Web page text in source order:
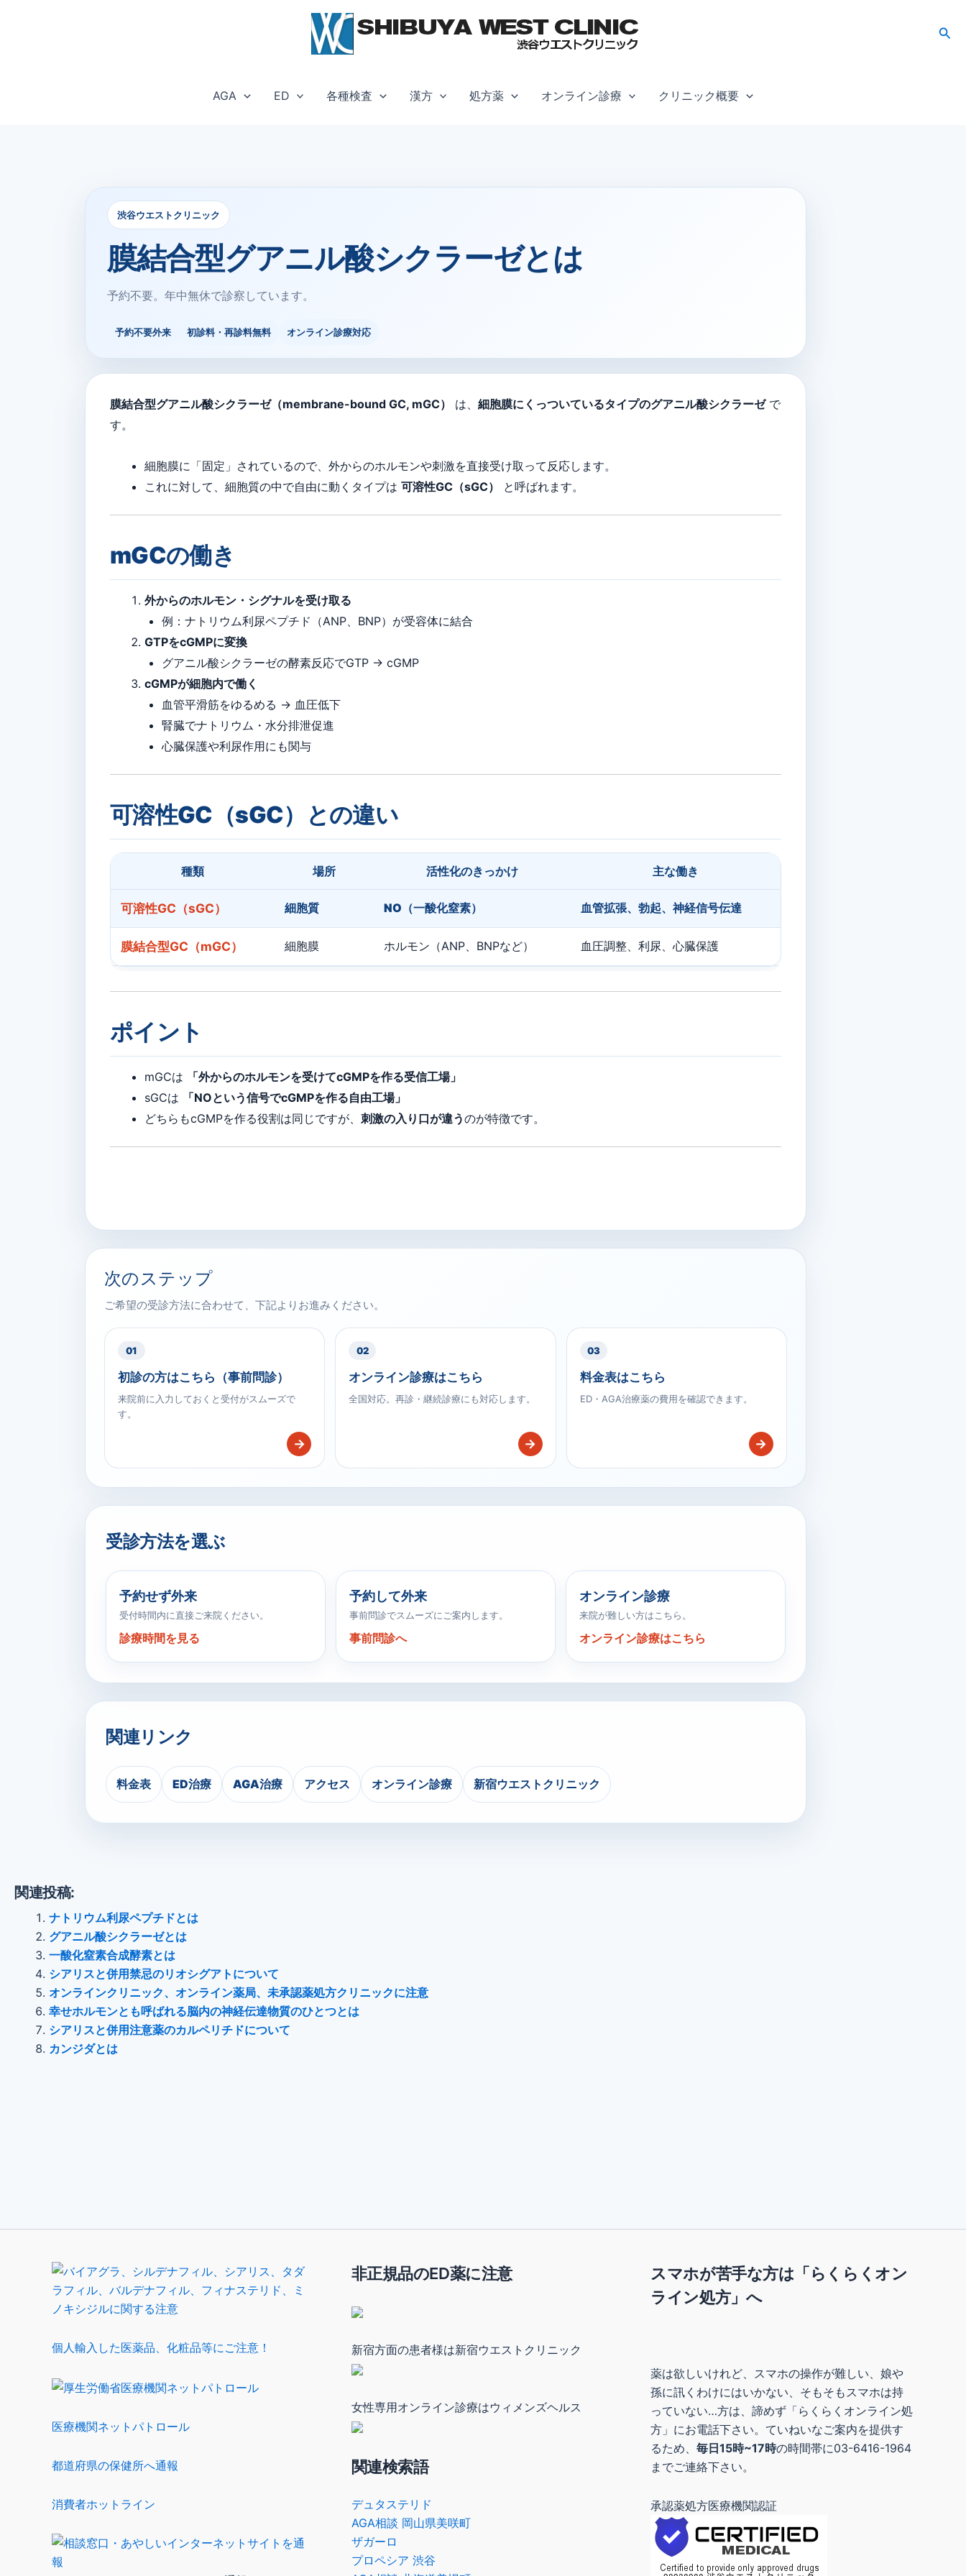
検
AGA ED 各種検査 漢方 処方薬 オンライン診療 クリニック概要
渋谷ウエストクリニック
膜結合型グアニル酸シクラーゼとは
予約不要。年中無休で診察しています。
予約不要外来 初診料・再診料無料 オンライン診療対応
膜結合型グアニル酸シクラーゼ（membrane-bound GC, mGC） は、 細胞膜にくっついているタイプのグアニル酸シクラーゼで
す。
細胞膜に「固定」されているので、外からのホルモンや刺激を直接受け取って反応します。
これに対して、細胞質の中で自由に動くタイプは 可溶性GC（sGC） と呼ばれます。
mGCの働き
外からのホルモン・シグナルを受け取る
例：ナトリウム利尿ペプチド（ANP、BNP）が受容体に結合
GTPをcGMPに変換
グアニル酸シクラーゼの酵素反応でGTP → cGMP
cGMPが細胞内で働く
血管平滑筋をゆるめる → 血圧低下
腎臓でナトリウム・水分排泄促進
心臓保護や利尿作用にも関与
可溶性GC（sGC）との違い
種類 場所 活性化のきっかけ 主な働き
可溶性GC（sGC） 細胞質 NO（一酸化窒素） 血管拡張、勃起、神経信号伝達
膜結合型GC（mGC） 細胞膜 ホルモン（ANP、BNPなど） 血圧調整、利尿、心臓保護
ポイント
mGCは
「外からのホルモンを受けてcGMPを作る受信工場」
sGCは
「NOという信号でcGMPを作る自由工場」
どちらもcGMPを作る役割は同じですが、 刺激の入り口が違うのが特徴です。
次のステップ
ご希望の受診方法に合わせて、下記よりお進みください。
01
初診の方はこちら（事前問診）
来院前に入力しておくと受付がスムーズで
す。
→
02
オンライン診療はこちら
全国対応。再診・継続診療にも対応します。
→
03
料金表はこちら
ED・AGA治療薬の費用を確認できます。
→
受診方法を選ぶ
予約せず外来
受付時間内に直接ご来院ください。
診療時間を見る
予約して外来
事前問診でスムーズにご案内します。
事前問診へ
オンライン診療
来院が難しい方はこちら。
オンライン診療はこちら
関連リンク
料金表 ED治療 AGA治療 アクセス オンライン診療 新宿ウエストクリニック
関連投稿:
ナトリウム利尿ペプチドとは
グアニル酸シクラーゼとは
一酸化窒素合成酵素とは
シアリスと併用禁忌のリオシグアトについて
オンラインクリニック、オンライン薬局、未承認薬処方クリニックに注意
幸せホルモンとも呼ばれる脳内の神経伝達物質のひとつとは
シアリスと併用注意薬のカルペリチドについて
カンジダとは
個人輸入した医薬品、化粧品等にご注意！
医療機関ネットパトロール
都道府県の保健所へ通報
消費者ホットライン
非正規品のED薬に注意
新宿方面の患者様は新宿ウエストクリニック
女性専用オンライン診療はウィメンズヘルス
関連検索語
デュタステリド
AGA相談 岡山県美咲町
ザガーロ
プロペシア 渋谷
スマホが苦手な方は「らくらくオン
ライン処方」へ
薬は欲しいけれど、スマホの操作が難しい、娘や
孫に訊くわけにはいかない、そもそもスマホは持
っていない…方は、諦めず「らくらくオンライン処
方」にお電話下さい。ていねいなご案内を提供す
るため、毎日15時~17時の時間帯に03-6416-1964
までご連絡下さい。
承認薬処方医療機関認証